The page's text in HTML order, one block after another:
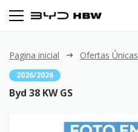
Pagina inicial Ofertas Únicas
2026/2026
Byd 38 KW GS